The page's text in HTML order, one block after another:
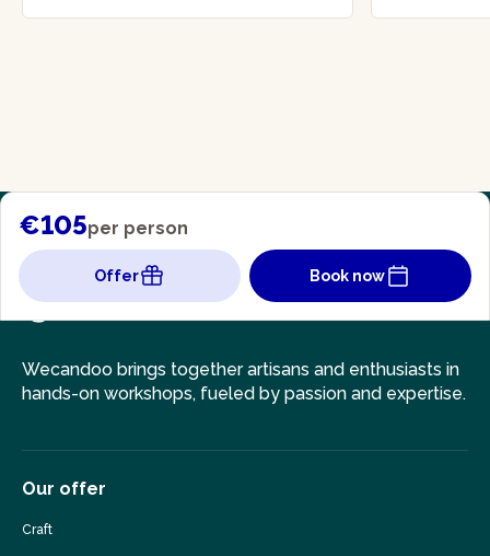
€105per person
Offer Book now
Wecandoo brings together artisans and enthusiasts in
hands-on workshops, fueled by passion and expertise.
Our offer
Craft